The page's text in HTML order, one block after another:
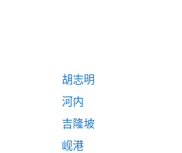
胡志明
河内
吉隆坡
岘港